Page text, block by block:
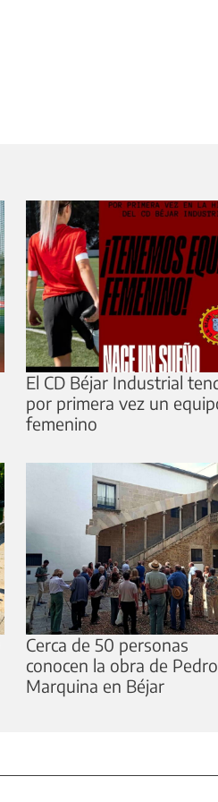
El CD Béjar Industrial
por primera vez un
femenino
Cerca de 50 personas
conocen la obra de
Marquina en Béjar